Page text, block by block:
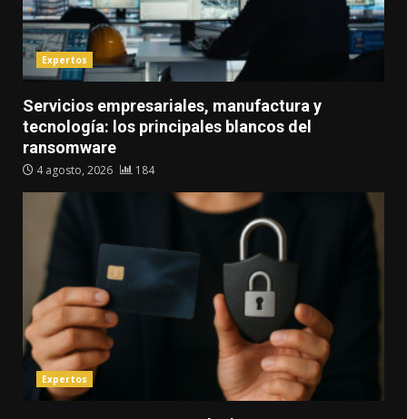
Expertos
Servicios empresariales, manufactura y
tecnología: los principales blancos del
ransomware
4 agosto, 2026 184
Expertos